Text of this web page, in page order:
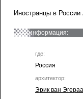
Иностранцы в России
информация:
где:
Россия
архитектор:
Эрик ван